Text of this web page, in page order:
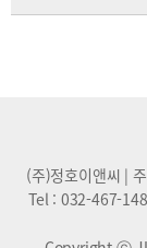
(주)정호이앤씨 |
Tel : 032-467-